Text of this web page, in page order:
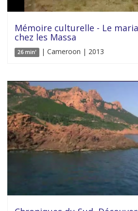
Mémoire culturelle - Le
chez les Massa
26 min' | Cameroon | 2013